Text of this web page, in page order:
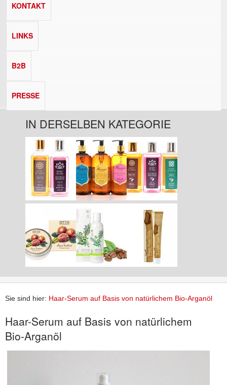
KONTAKT
LINKS
B2B
PRESSE
IN DERSELBEN KATEGORIE
Sie sind hier: Haar-Serum auf Basis von natürlichem Bio-Arganöl
Haar-Serum auf Basis von natürlichem
Bio-Arganöl